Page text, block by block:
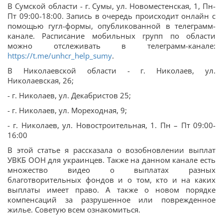
В Сумской области - г. Сумы, ул. Новоместенская, 1, Пн-
Пт 09:00-18:00. Запись в очередь происходит онлайн с
помощью гугл-формы, опубликованной в телеграмм-
канале. Расписание мобильных групп по области
можно отслеживать в телеграмм-канале:
https://t.me/unhcr_help_sumy.
В Николаевской области - г. Николаев, ул.
Николаевская, 26;
- г. Николаев, ул. Декабристов 25;
- г. Николаев, ул. Мореходная, 9;
- г. Николаев, ул. Новостроительная, 1. Пн – Пт 09:00-
16:00
В этой статье я рассказала о возобновлении выплат
УВКБ ООН для украинцев. Также на данном канале есть
множество видео о выплатах разных
благотворительных фондов и о том, кто и на каких
выплаты имеет право. А также о новом порядке
компенсаций за разрушенное или поврежденное
жилье. Советую всем ознакомиться.